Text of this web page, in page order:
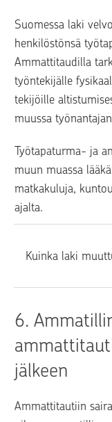
Suomessa laki
henkilöstönsä
Ammattitaudilla
työntekijälle
tekijöille
muussa
Työtapaturma- ja
muun muassa
matkakuluja,
ajalta.
Kuinka laki
6.
jälkeen
Ammattitautiin